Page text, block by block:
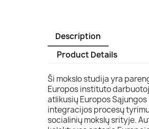
Description
Product Details
Ši mokslo studija yra
Europos instituto
atlikusių Europos Sąjungos
integracijos procesų
socialinių mokslų srityje.